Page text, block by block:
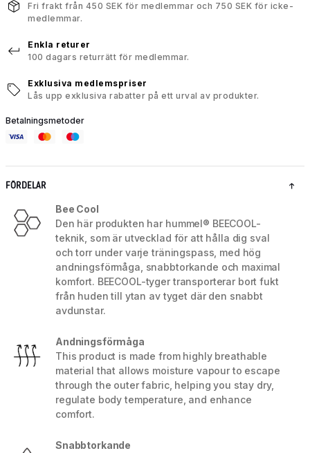
Fri frakt från 450 SEK för medlemmar och 750 SEK för icke-
medlemmar.
Enkla returer
100 dagars returrätt för medlemmar.
Exklusiva medlemspriser
Lås upp exklusiva rabatter på ett urval av produkter.
Betalningsmetoder
FÖRDELAR
Bee Cool
Den här produkten har hummel® BEECOOL-
teknik, som är utvecklad för att hålla dig sval
och torr under varje träningspass, med hög
andningsförmåga, snabbtorkande och maximal
komfort. BEECOOL-tyger transporterar bort fukt
från huden till ytan av tyget där den snabbt
avdunstar.
Andningsförmåga
This product is made from highly breathable
material that allows moisture vapour to escape
through the outer fabric, helping you stay dry,
regulate body temperature, and enhance
comfort.
Snabbtorkande